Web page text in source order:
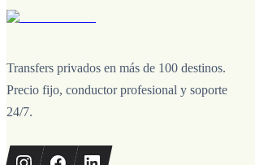
Transfers privados en más de 100 destinos.
Precio fijo, conductor profesional y soporte
24/7.